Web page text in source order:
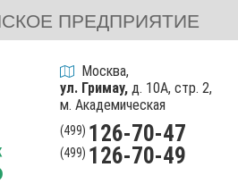
ПРЕДПРИЯТИЕ
Москва,
ул. Гримау,д. 10А, стр. 2,
м. Академическая
(499) 126-70-47
(499) 126-70-49